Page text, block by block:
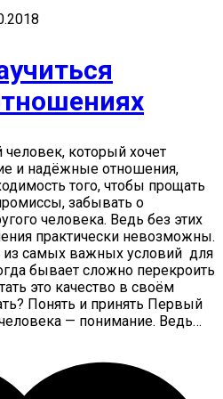
который хочет
и надёжные отношения,
того, чтобы прощать
забывать о
человека. Ведь без этих
практически невозможны.
из самых важных условий для
бывает сложно перекроить
это качество в своём
Понять и принять Первый
— понимание. Ведь…